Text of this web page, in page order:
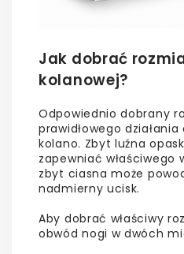
Jak dobrać
kolanowej?
Odpowiednio dobrany
prawidłowego
kolano. Zbyt luźna
zapewniać właściwego
zbyt ciasna może
nadmierny ucisk.
Aby dobrać właściwy
obwód nogi w dwóch